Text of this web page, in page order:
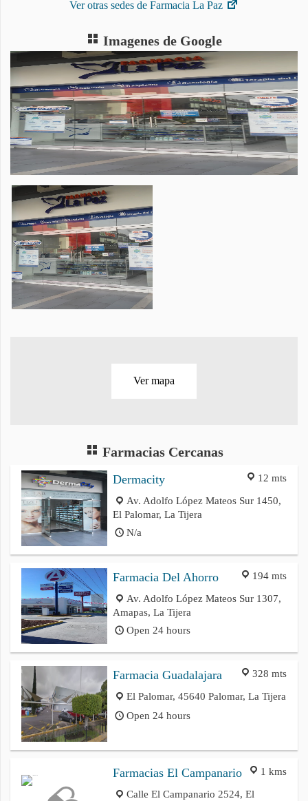
Ver otras sedes de Farmacia La Paz
Imagenes de Google
Ver mapa
Farmacias Cercanas
12 mts
Dermacity
Av. Adolfo López Mateos Sur 1450,
El Palomar, La Tijera
N/a
194 mts
Farmacia Del Ahorro
Av. Adolfo López Mateos Sur 1307,
Amapas, La Tijera
Open 24 hours
328 mts
Farmacia Guadalajara
El Palomar, 45640 Palomar, La Tijera
Open 24 hours
1 kms
Farmacias El Campanario
Calle El Campanario 2524, El